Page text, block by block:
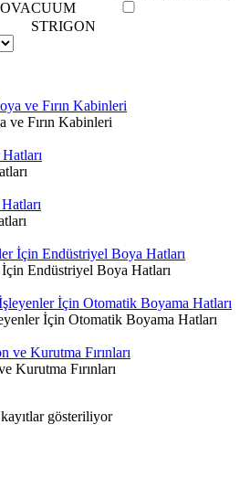
STRIGON
Fırın Kabinleri
Endüstriyel Boya Hatları
İçin Otomatik Boyama Hatları
Kurutma Fırınları
gösteriliyor